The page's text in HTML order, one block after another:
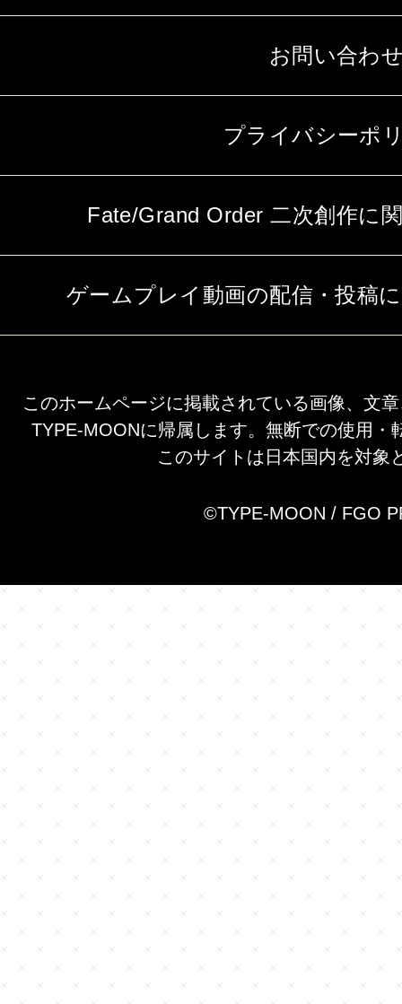
お問い合わ
プライバシーポ
Fate/Grand Order 二次創作に
ゲームプレイ動画の配信・投稿
このホームページに掲載されている画像、文
TYPE-MOONに帰属します。無断での使用・
このサイトは日本国内を対象
©TYPE-MOON / FGO